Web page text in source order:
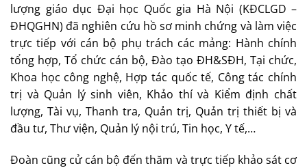
lượng giáo dục Đại học Quốc gia Hà Nội (KĐCLGD –
ĐHQGHN) đã nghiên cứu hồ sơ minh chứng và làm việc
trực tiếp với cán bộ phụ trách các mảng: Hành chính
tổng hợp, Tổ chức cán bộ, Đào tạo ĐH&SĐH, Tại chức,
Khoa học công nghệ, Hợp tác quốc tế, Công tác chính
trị và Quản lý sinh viên, Khảo thí và Kiểm định chất
lượng, Tài vụ, Thanh tra, Quản trị, Quản trị thiết bị và
đầu tư, Thư viện, Quản lý nội trú, Tin học, Y tế,…
Đoàn cũng cử cán bộ đến thăm và trực tiếp khảo sát cơ